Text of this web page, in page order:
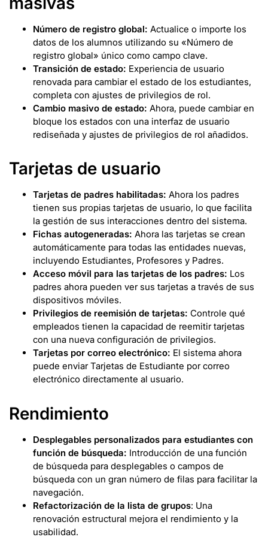
Número de registro global: Actualice o importe los
datos de los alumnos utilizando su «Número de
registro global» único como campo clave.
Transición de estado: Experiencia de usuario
renovada para cambiar el estado de los estudiantes,
completa con ajustes de privilegios de rol.
Cambio masivo de estado: Ahora, puede cambiar en
bloque los estados con una interfaz de usuario
rediseñada y ajustes de privilegios de rol añadidos.
Tarjetas de usuario
Tarjetas de padres habilitadas: Ahora los padres
tienen sus propias tarjetas de usuario, lo que facilita
la gestión de sus interacciones dentro del sistema.
Fichas autogeneradas: Ahora las tarjetas se crean
automáticamente para todas las entidades nuevas,
incluyendo Estudiantes, Profesores y Padres.
Acceso móvil para las tarjetas de los padres: Los
padres ahora pueden ver sus tarjetas a través de sus
dispositivos móviles.
Privilegios de reemisión de tarjetas: Controle qué
empleados tienen la capacidad de reemitir tarjetas
con una nueva configuración de privilegios.
Tarjetas por correo electrónico: El sistema ahora
puede enviar Tarjetas de Estudiante por correo
electrónico directamente al usuario.
Rendimiento
Desplegables personalizados para estudiantes con
función de búsqueda: Introducción de una función
de búsqueda para desplegables o campos de
búsqueda con un gran número de filas para facilitar la
navegación.
Refactorización de la lista de grupos: Una
renovación estructural mejora el rendimiento y la
usabilidad.